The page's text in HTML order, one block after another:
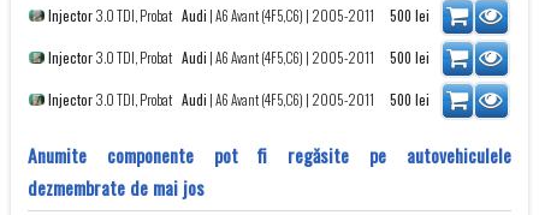
Injector3.0 TDI, Probat Audi |A6 Avant (4F5,C6) | 2005-2011 500 lei
Injector3.0 TDI, Probat Audi |A6 Avant (4F5,C6) | 2005-2011 500 lei
Injector3.0 TDI, Probat Audi |A6 Avant (4F5,C6) | 2005-2011 500 lei
Anumite componente pot fi regăsite pe autovehiculele
dezmembrate de mai jos